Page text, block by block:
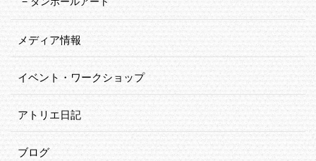
メディア情報
イベント・ワークショップ
アトリエ日記
ブログ